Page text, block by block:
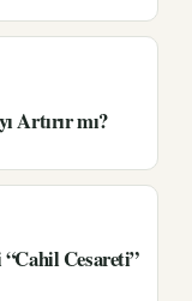
Artırır mı?
Cesareti”